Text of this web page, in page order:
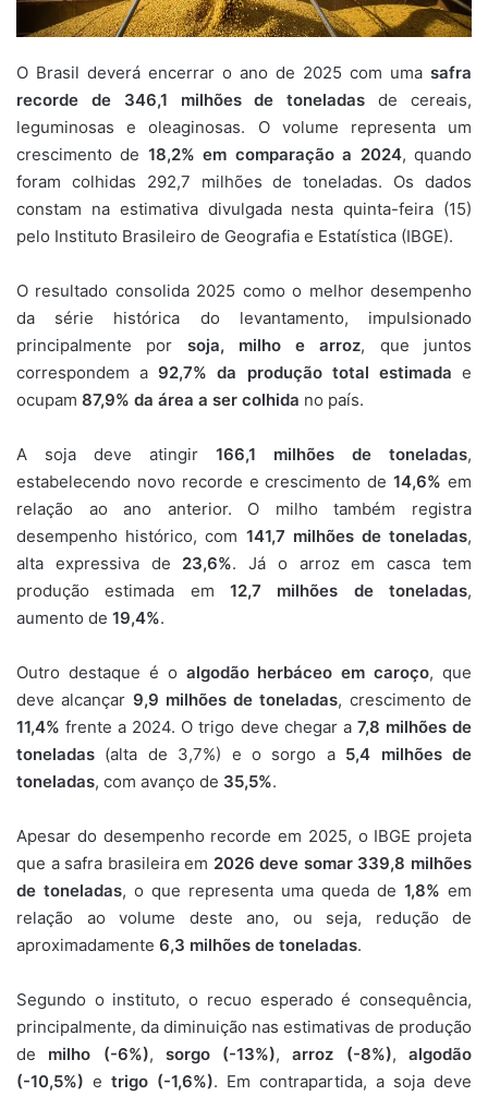
O Brasil deverá encerrar o ano de 2025 com uma safra
recorde de 346,1 milhões de toneladas de cereais,
leguminosas e oleaginosas. O volume representa um
crescimento de 18,2% em comparação a 2024, quando
foram colhidas 292,7 milhões de toneladas. Os dados
constam na estimativa divulgada nesta quinta-feira (15)
pelo Instituto Brasileiro de Geografia e Estatística (IBGE).
O resultado consolida 2025 como o melhor desempenho
da série histórica do levantamento, impulsionado
principalmente por soja, milho e arroz, que juntos
correspondem a92,7% da produção total estimada e
ocupam 87,9% da área a ser colhida no país.
A soja deve atingir 166,1 milhões de toneladas,
estabelecendo novo recorde e crescimento de14,6% em
relação ao ano anterior. O milho também registra
desempenho histórico, com 141,7 milhões de toneladas,
alta expressiva de 23,6%. Já o arroz em casca tem
produção estimada em 12,7 milhões de toneladas,
aumento de 19,4%.
Outro destaque é o algodão herbáceo em caroço, que
deve alcançar 9,9 milhões de toneladas, crescimento de
11,4% frente a 2024. O trigo deve chegar a 7,8 milhões de
toneladas (alta de 3,7%) e o sorgo a 5,4 milhões de
toneladas, com avanço de 35,5%.
Apesar do desempenho recorde em 2025, o IBGE projeta
que a safra brasileira em 2026 deve somar 339,8 milhões
de toneladas, o que representa uma queda de 1,8% em
relação ao volume deste ano, ou seja, redução de
aproximadamente 6,3 milhões de toneladas.
Segundo o instituto, o recuo esperado é consequência,
principalmente, da diminuição nas estimativas de produção
de milho (-6%), sorgo (-13%),arroz (-8%),algodão
(-10,5%) e trigo (-1,6%). Em contrapartida, a soja deve